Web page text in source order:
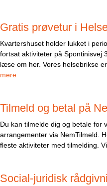
Gratis prøvetur i
Kvartershuset holder lukket i
fortsat aktiviteter på Spontinisvej
læse om her. Vores helsebrikse
mere
Tilmeld og betal på
Du kan tilmelde dig og betale for
arrangementer via NemTilmeld.
fleste aktiviteter med tilmelding.
Social-juridisk